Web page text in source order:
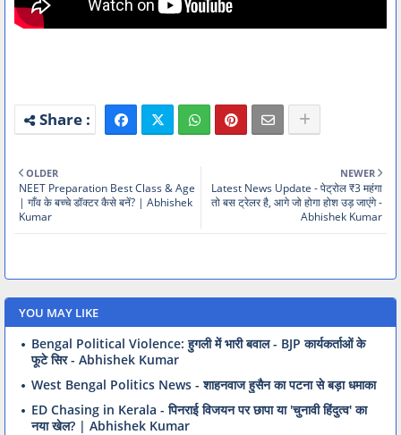
NEWER
Latest News Update - पेट्रोल ₹3 महंगा
तो बस ट्रेलर है, आगे जो होगा होश उड़ जाएंगे -
Abhishek Kumar
OLDER
NEET Preparation Best Class & Age
| गाँव के बच्चे डॉक्टर कैसे बनें? | Abhishek
Kumar
YOU MAY LIKE
Bengal Political Violence: हुगली में भारी बवाल - BJP कार्यकर्ताओं के
फूटे सिर - Abhishek Kumar
West Bengal Politics News - शाहनवाज हुसैन का पटना से बड़ा धमाका
ED Chasing in Kerala - पिनराई विजयन पर छापा या 'चुनावी हिंदुत्व' का
नया खेल? | Abhishek Kumar